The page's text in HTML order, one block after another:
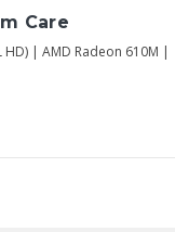
Care
HD) | AMD Radeon 610M |